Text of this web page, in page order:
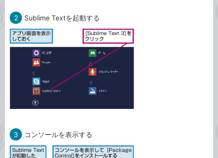
2 Sublime Textを起動する
3 コンソールを表示する